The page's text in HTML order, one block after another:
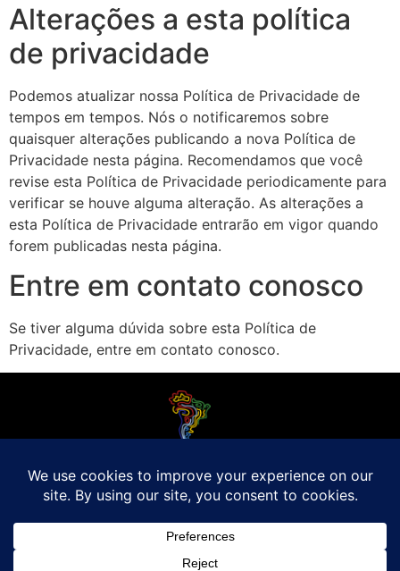
Alterações a esta política
de privacidade
Podemos atualizar nossa Política de Privacidade de
tempos em tempos. Nós o notificaremos sobre
quaisquer alterações publicando a nova Política de
Privacidade nesta página. Recomendamos que você
revise esta Política de Privacidade periodicamente para
verificar se houve alguma alteração. As alterações a
esta Política de Privacidade entrarão em vigor quando
forem publicadas nesta página.
Entre em contato conosco
Se tiver alguma dúvida sobre esta Política de
Privacidade, entre em contato conosco.
O Futebol Latino sabe que a alegria do esporte bretão do continente americano
é bem mais do que Brasil, Argentina e Uruguai. Isso porque o amante da bola
Peruano, com a mesma seriedade e com a mesma paixão.Leia Mais